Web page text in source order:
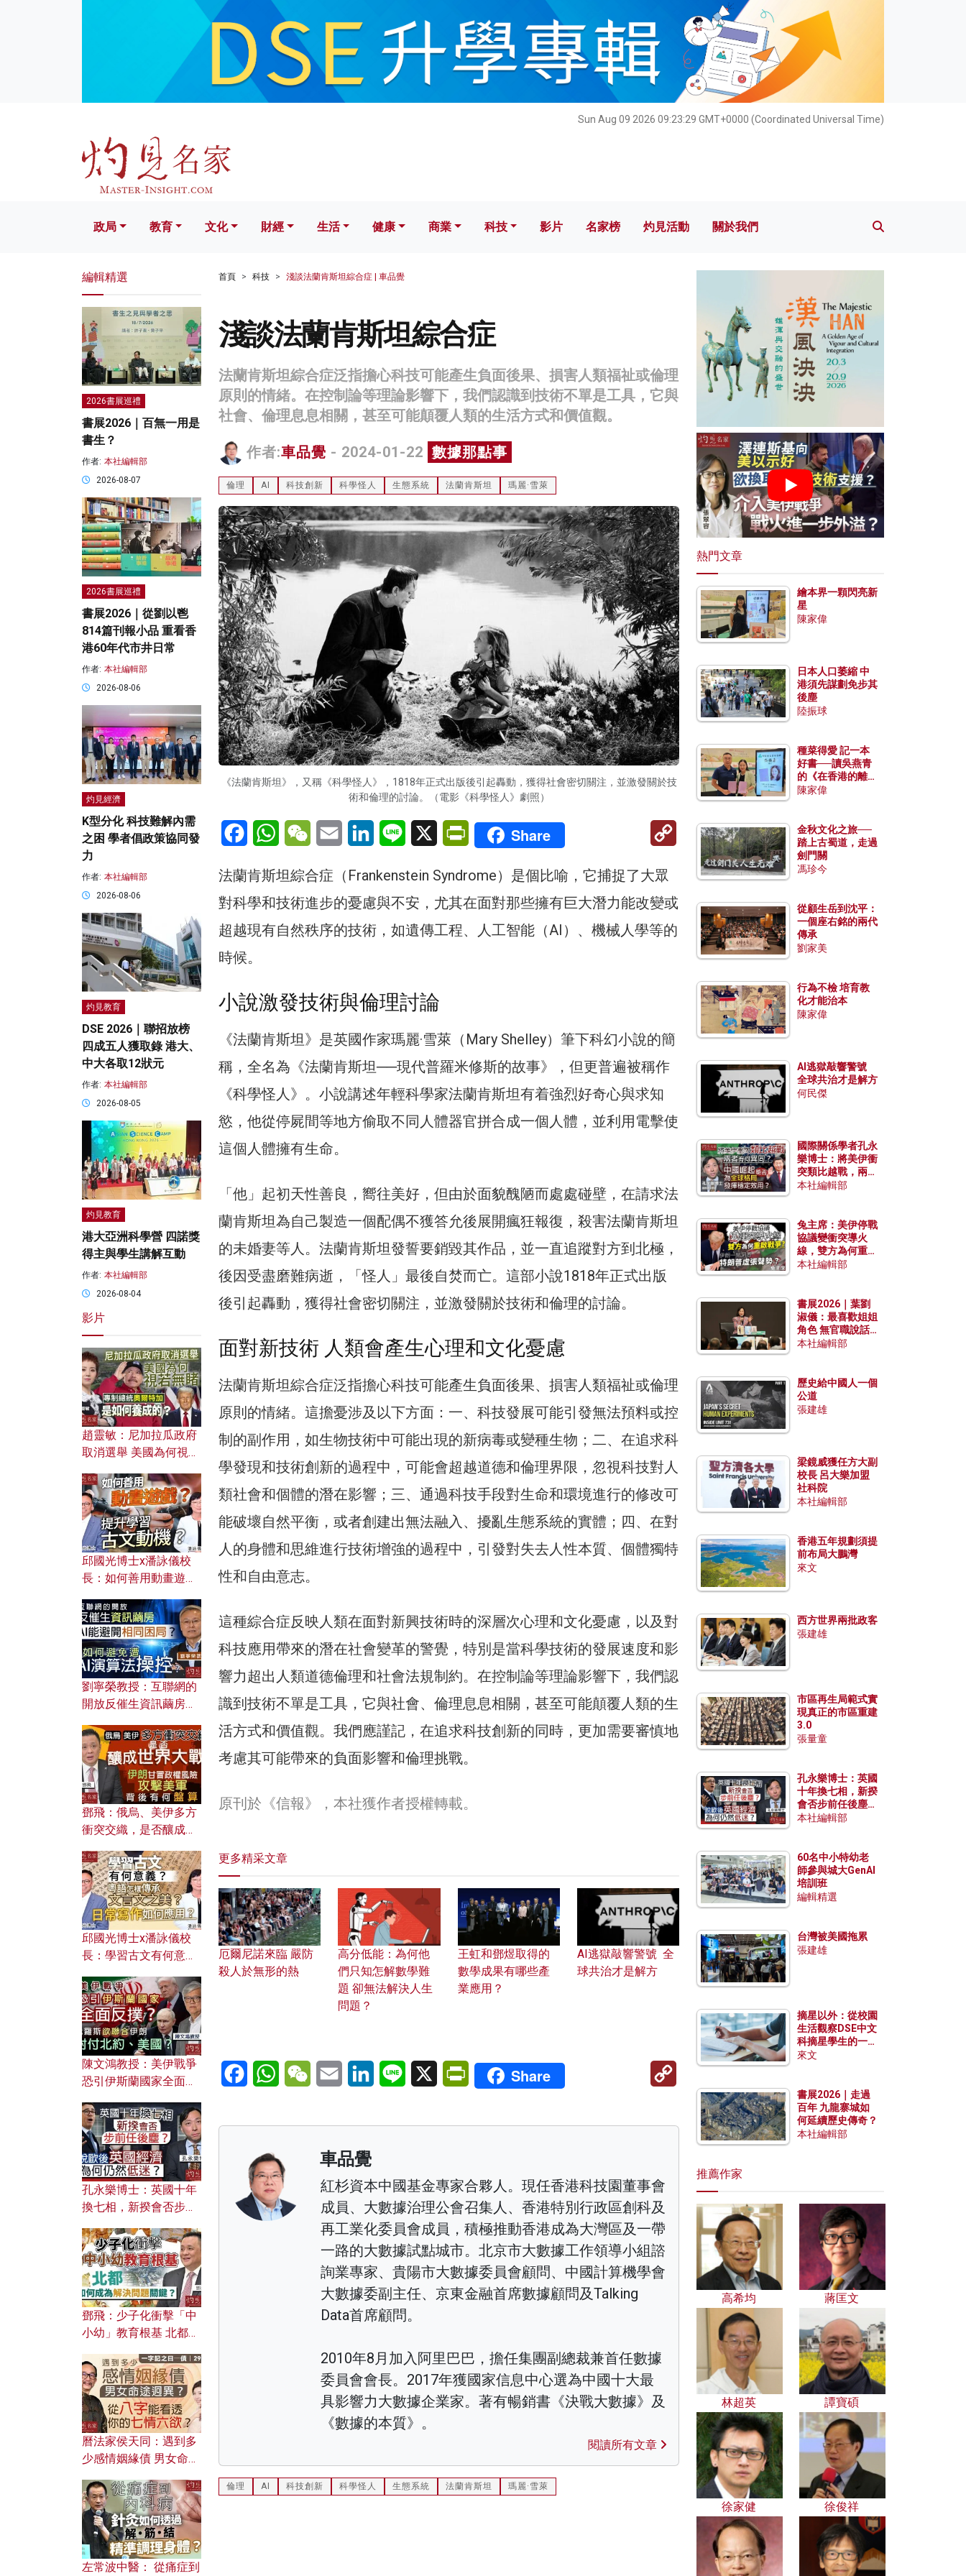
Sun Aug 09 2026 09:23:31 GMT+0000 (Coordinated Universal Time)
文化 財經 生活 健康 科技 影片 名家榜 灼見活動 關於我們
政局 教育 文化 財經 生活 健康 商業 科技 影片 名家榜 灼見活動 關於我們
首頁 科技 淺談法蘭肯斯坦綜合症 | 車品覺
淺談法蘭肯斯坦綜合症
法蘭肯斯坦綜合症泛指擔心科技可能產生負面後果、損害人類福祉或倫理
原則的情緒。在控制論等理論影響下，我們認識到技術不單是工具，它與
社會、倫理息息相關，甚至可能顛覆人類的生活方式和價值觀。
作者:車品覺 - 2024-01-22 數據那點事
倫理 AI 科技創新 科學怪人 生態系統 法蘭肯斯坦 瑪麗·雪萊
《法蘭肯斯坦》，又稱《科學怪人》，1818年正式出版後引起轟動，獲得社會密切關注，並激發關於技
術和倫理的討論。（電影《科學怪人》劇照）
FacebookWhatsAppWeChatEmail LinkedInLine X PrintFriendly
Share
Copy
法蘭肯斯坦綜合症（Frankenstein Syndrome）是個比喻，它捕捉了大眾
對科學和技術進步的憂慮與不安，尤其在面對那些擁有巨大潛力能改變或
超越現有自然秩序的技術，如遺傳工程、人工智能（AI）、機械人學等的
時候。
小說激發技術與倫理討論
《法蘭肯斯坦》是英國作家瑪麗·雪萊（Mary Shelley）筆下科幻小說的簡
稱，全名為《法蘭肯斯坦──現代普羅米修斯的故事》，但更普遍被稱作
《科學怪人》。小說講述年輕科學家法蘭肯斯坦有着強烈好奇心與求知
慾，他從停屍間等地方偷取不同人體器官拼合成一個人體，並利用電擊使
這個人體擁有生命。
「他」起初天性善良，嚮往美好，但由於面貌醜陋而處處碰壁，在請求法
蘭肯斯坦為自己製造一個配偶不獲答允後展開瘋狂報復，殺害法蘭肯斯坦
的未婚妻等人。法蘭肯斯坦發誓要銷毀其作品，並一直追蹤對方到北極，
後因受盡磨難病逝，「怪人」最後自焚而亡。這部小說1818年正式出版
後引起轟動，獲得社會密切關注，並激發關於技術和倫理的討論。
面對新技術 人類會產生心理和文化憂慮
法蘭肯斯坦綜合症泛指擔心科技可能產生負面後果、損害人類福祉或倫理
原則的情緒。這擔憂涉及以下方面：一、科技發展可能引發無法預料或控
制的副作用，如生物技術中可能出現的新病毒或變種生物；二、在追求科
學發現和技術創新的過程中，可能會超越道德和倫理界限，忽視科技對人
類社會和個體的潛在影響；三、通過科技手段對生命和環境進行的修改可
能破壞自然平衡，或者創建出無法融入、擾亂生態系統的實體；四、在對
人的身體和思維進行技術增強的過程中，引發對失去人性本質、個體獨特
性和自由意志。
這種綜合症反映人類在面對新興技術時的深層次心理和文化憂慮，以及對
科技應用帶來的潛在社會變革的警覺，特別是當科學技術的發展速度和影
響力超出人類道德倫理和社會法規制約。在控制論等理論影響下，我們認
識到技術不單是工具，它與社會、倫理息息相關，甚至可能顛覆人類的生
活方式和價值觀。我們應謹記，在追求科技創新的同時，更加需要審慎地
考慮其可能帶來的負面影響和倫理挑戰。
原刊於《信報》，本社獲作者授權轉載。
更多精采文章
厄爾尼諾來臨 嚴防
殺人於無形的熱
高分低能：為何他
們只知怎解數學難
題 卻無法解決人生
問題？
王虹和鄧煜取得的
數學成果有哪些產
業應用？
AI逃獄敲響警號 全
球共治才是解方
FacebookWhatsAppWeChatEmail LinkedInLine X PrintFriendly
Share
Copy
車品覺
紅杉資本中國基金專家合夥人。現任香港科技園董事會
成員、大數據治理公會召集人、香港特別行政區創科及
再工業化委員會成員，積極推動香港成為大灣區及一帶
一路的大數據試點城市。北京市大數據工作領導小組諮
詢業專家、貴陽市大數據委員會顧問、中國計算機學會
大數據委副主任、京東金融首席數據顧問及Talking
Data首席顧問。
2010年8月加入阿里巴巴，擔任集團副總裁兼首任數據
委員會會長。2017年獲國家信息中心選為中國十大最
具影響力大數據企業家。著有暢銷書《決戰大數據》及
《數據的本質》。
閱讀所有文章
倫理 AI 科技創新 科學怪人 生態系統 法蘭肯斯坦 瑪麗·雪萊
編輯精選
2026書展巡禮
書展2026｜百無一用是
書生？
作者: 本社編輯部
2026-08-07
2026書展巡禮
書展2026｜從劉以鬯
814篇刊報小品 重看香
港60年代市井日常
作者: 本社編輯部
2026-08-06
灼見經濟
K型分化 科技難解內需
之困 學者倡政策協同發
力
作者: 本社編輯部
2026-08-06
灼見教育
DSE 2026｜聯招放榜
四成五人獲取錄 港大、
中大各取12狀元
作者: 本社編輯部
2026-08-05
灼見教育
港大亞洲科學營 四諾獎
得主與學生講解互動
作者: 本社編輯部
2026-08-04
影片
趙靈敏：尼加拉瓜政府
取消選舉 美國為何視若
加是如何養成的？
邱國光博士x潘詠儀校
長：如何善用動畫遊戲
劉寧榮教授：互聯網的
開放反催生資訊繭房，
何避免遭AI演算法操
控？
鄧飛：俄烏、美伊多方
衝突交織，是否釀成世
風險攻擊美軍，背後有
何盤算？
邱國光博士x潘詠儀校
長：學習古文有何意
文之美？ 日常寫作如何
應用？
陳文鴻教授：美伊戰爭
恐引伊斯蘭國家全面反
對付北約美國？
孔永樂博士：英國十年
換七相，新揆會否步前
濟為何仍然低迷？
鄧飛：少子化衝擊「中
小幼」教育根基 北都如
曆法家侯天同：遇到多
少感情姻緣債 男女命途
的七情六欲？
左常波中醫： 從痛症到
熱門文章
繪本界一顆閃亮新
星
陳家偉
日本人口萎縮 中
港須先謀劃免步其
後塵
陸振球
種菜得愛 記一本
好書──讀吳燕青
的《在香港的離島
種菜》
陳家偉
金秋文化之旅──
踏上古蜀道，走過
劍門關
馮珍今
從顧生岳到沈平：
一個座右銘的兩代
傳承
劉家美
行為不檢 培育教
化才能治本
陳家偉
AI逃獄敲響警號
全球共治才是解方
何民傑
國際關係學者孔永
樂博士：將美伊衝
突類比越戰，兩者
有何異同？中國崛
本社編輯部
兔主席：美伊停戰
協議變衝突導火
線，雙方為何重啟
戰爭？伊朗一早洞
本社編輯部
書展2026｜葉劉
淑儀：最喜歡姐姐
角色 無官職說話
包袱少
本社編輯部
歷史給中國人一個
公道
張建雄
梁鏡威獲任方大副
校長 呂大樂加盟
社科院
本社編輯部
香港五年規劃須提
前布局大鵬灣
來文
西方世界兩批政客
張建雄
市區再生局範式實
現真正的市區重建
3.0
張量童
孔永樂博士：英國
十年換七相，新揆
會否步前任後塵？
脫歐後英國經濟為
本社編輯部
60名中小特幼老
師參與城大GenAI
培訓班
編輯精選
台灣被美國拖累
張建雄
摘星以外：從校園
生活觀察DSE中文
科摘星學生的一點
特質
來文
書展2026｜走過
百年 九龍寨城如
何延續歷史傳奇？
本社編輯部
推薦作家
高希均 蔣匡文
林超英 譚寶碩
徐家健 徐俊祥